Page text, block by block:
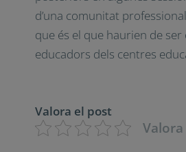
optimitzar els processos
Fernández ofereix una obra
ajuda a superar el bloqueig
per millorar l’atenció, la
motivació. En recomano la